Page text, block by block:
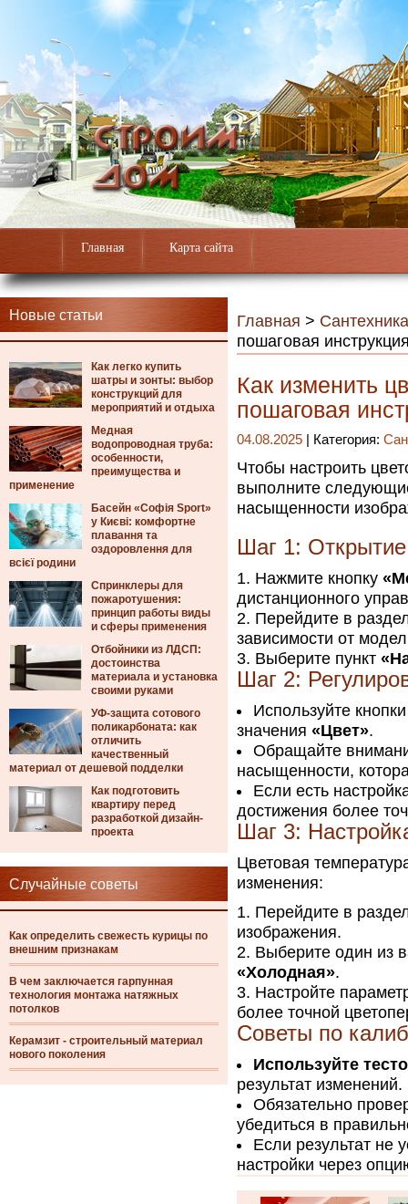
Главная Карта сайта
Новые статьи
Как легко купить
шатры и зонты: выбор
конструкций для
мероприятий и отдыха
Медная
водопроводная труба:
особенности,
преимущества и
применение
Басейн «Софія Sport»
у Києві: комфортне
плавання та
оздоровлення для
всієї родини
Спринклеры для
пожаротушения:
принцип работы виды
и сферы применения
Отбойники из ЛДСП:
достоинства
материала и установка
своими руками
УФ-защита сотового
поликарбоната: как
отличить
качественный
материал от дешевой подделки
Как подготовить
квартиру перед
разработкой дизайн-
проекта
Случайные советы
Как определить свежесть курицы по
внешним признакам
В чем заключается гарпунная
технология монтажа натяжных
потолков
Керамзит - строительный материал
нового поколения
Главная > Сантехника
пошаговая
Как изменить
пошаговая
04.08.2025 | Категория:
Чтобы настроить
выполните
насыщенности
Шаг 1:
Нажмите кнопку
дистанционного
Перейдите в
зависимости от
Выберите пункт
Шаг 2:
Используйте
значения «Цвет».
Обращайте
насыщенности,
Если есть
достижения более
Шаг 3:
Цветовая
изменения:
Перейдите в
изображения.
Выберите один из
«Холодная».
Настройте
более точной
Советы по
Используйте
результат изменений.
Обязательно
убедиться в
Если результат не
настройки через